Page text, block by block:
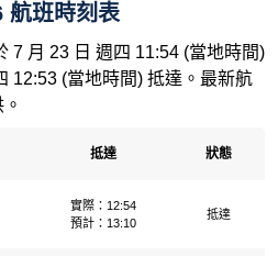
航班時刻表
7 月 23 日 週四 11:54 (當地時間)
12:53 (當地時間) 抵達。最新航
抵達 狀態
實際：12:54
預計：13:10
抵達